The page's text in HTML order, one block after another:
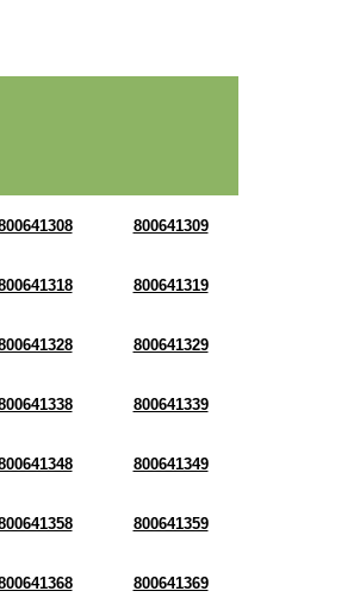
800641309
800641319
800641329
800641339
800641349
800641359
800641369